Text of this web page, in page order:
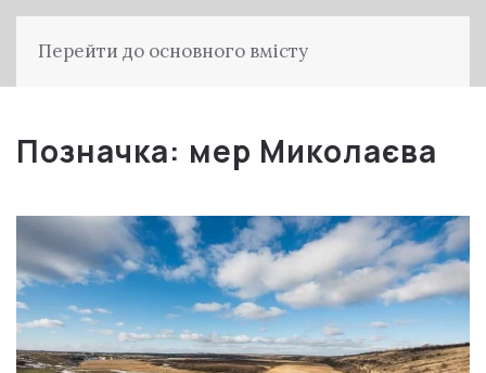
Перейти до основного вмісту
Позначка: мер Миколаєва